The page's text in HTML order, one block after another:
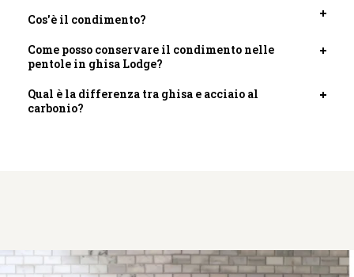
scheda
Cos'è il condimento?
scheda
Come posso conservare il condimento nelle
pentole in ghisa Lodge?
Qual è la differenza tra ghisa e acciaio al
carbonio?